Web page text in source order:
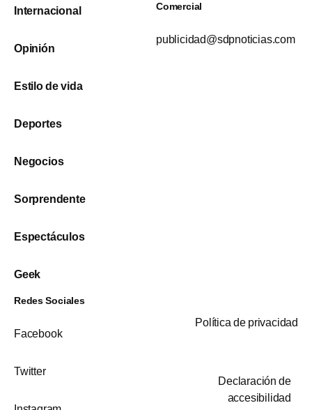
Internacional
Opinión
Estilo de vida
Deportes
Negocios
Sorprendente
Espectáculos
Geek
Comercial
publicidad@sdpnoticias.com
Redes Sociales
Facebook
Twitter
Política de privacidad
Declaración de
accesibilidad